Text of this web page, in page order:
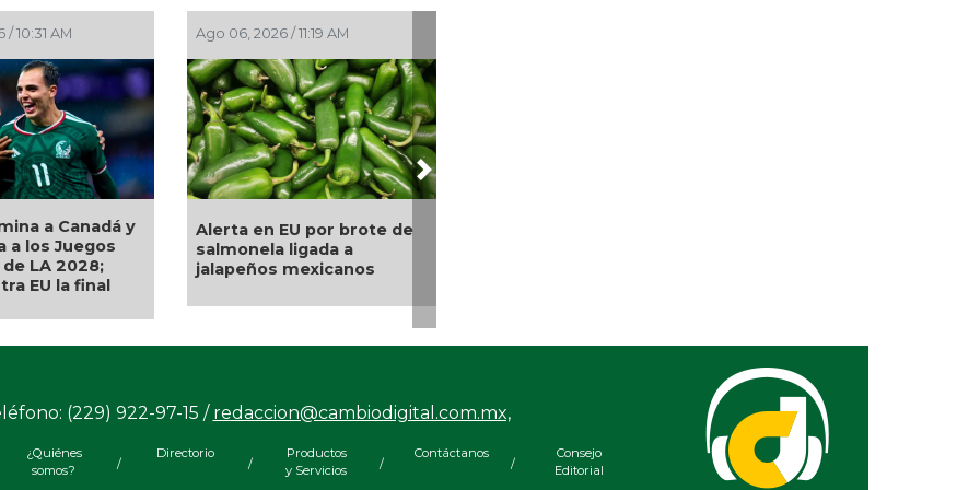
/ 8:55 PM
lleva sabor y
a los adultos
"Sazón y
Ago 05, 2026 / 2:59 PM
Llama Gobierno Municipal
a la sana convivencia:
continuarán operativos
pública
Next
¿Quiénes
Productos
Consejo